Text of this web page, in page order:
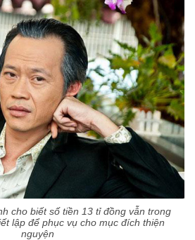
cho biết số tiền 13 tỉ đồng vẫn trong
lập để phục vụ cho mục đích thiện
nguyện